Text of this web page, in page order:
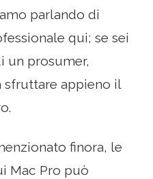
parlando di
qui; se sei
un prosumer,
sfruttare appieno il
finora, le
Mac Pro può